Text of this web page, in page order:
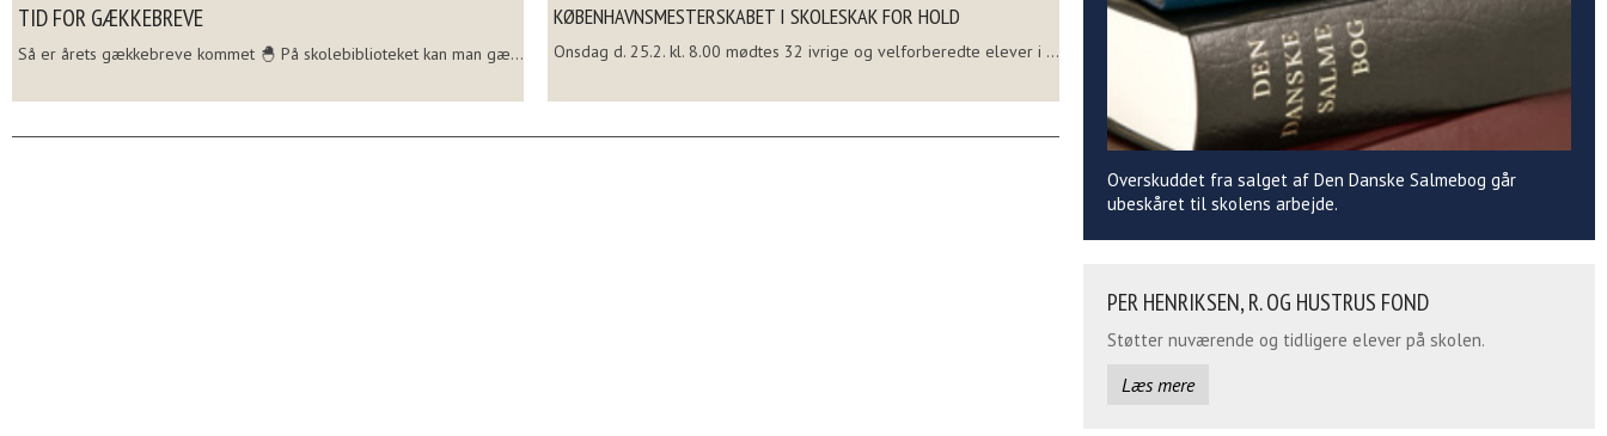
TID FOR GÆKKEBREVE
Så er årets gækkebreve kommet 🐣 På skolebiblioteket kan man gæ...
KØBENHAVNSMESTERSKABET I SKOLESKAK FOR HOLD
Onsdag d. 25.2. kl. 8.00 mødtes 32 ivrige og velforberedte elever i ...
Overskuddet fra salget af Den Danske Salmebog går
ubeskåret til skolens arbejde.
PER HENRIKSEN, R. OG HUSTRUS FOND
Støtter nuværende og tidligere elever på skolen.
Læs mere